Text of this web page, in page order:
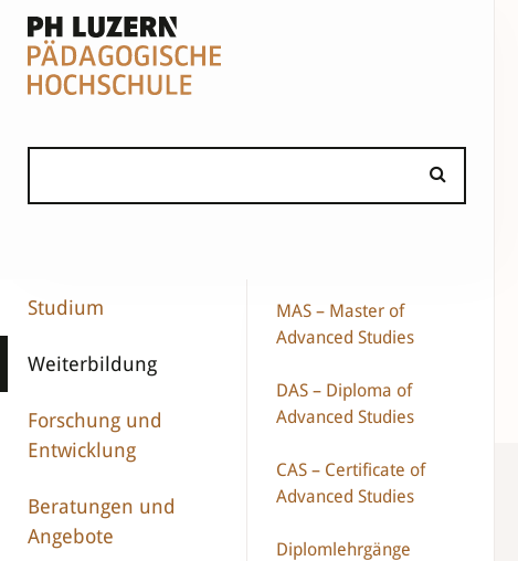
Studium
Weiterbildung
Forschung und
Entwicklung
Beratungen und
Angebote
MAS – Master of
Advanced Studies
DAS – Diploma of
Advanced Studies
CAS – Certificate of
Advanced Studies
Diplomlehrgänge